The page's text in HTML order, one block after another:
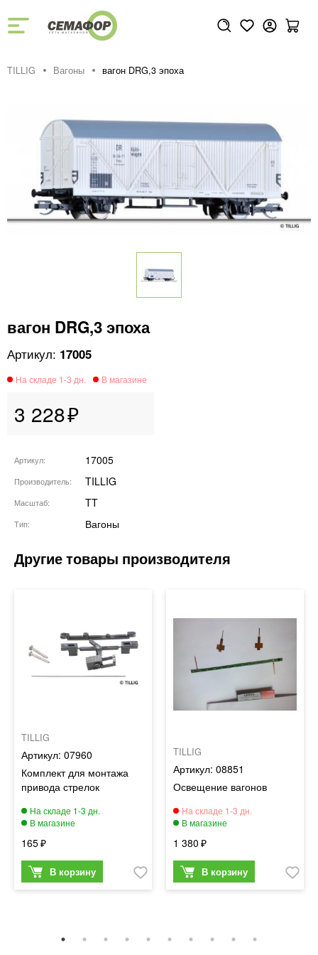
TILLIG Вагоны вагон DRG,3 эпоха
вагон DRG,3 эпоха
17005
3 228
Артикул 17005
Производитель TILLIG
Масштаб TT
Тип Вагоны
TILLIG
07960
Комплект для монтажа
привода стрелок
165
TILLIG
08851
Освещение вагонов
1 380